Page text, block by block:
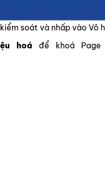
soát và nhấp vào Vô
hoá để khoá Page